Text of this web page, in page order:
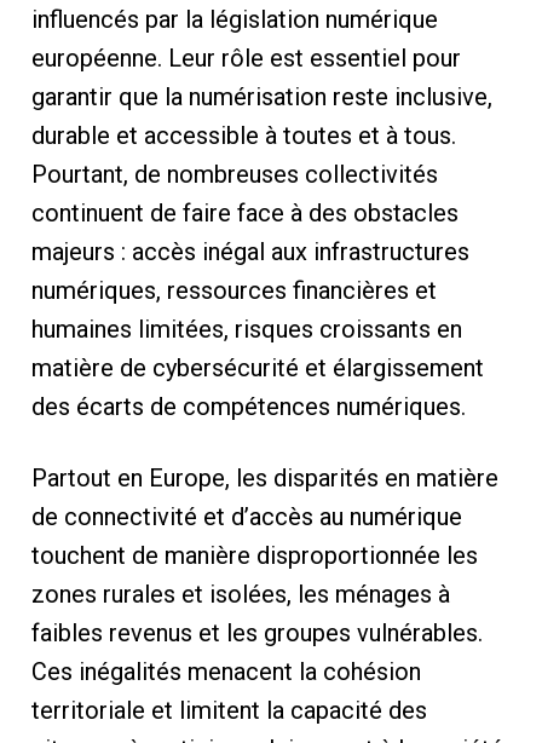
influencés par la législation numérique
européenne. Leur rôle est essentiel pour
garantir que la numérisation reste inclusive,
durable et accessible à toutes et à tous.
Pourtant, de nombreuses collectivités
continuent de faire face à des obstacles
majeurs : accès inégal aux infrastructures
numériques, ressources financières et
humaines limitées, risques croissants en
matière de cybersécurité et élargissement
des écarts de compétences numériques.
Partout en Europe, les disparités en matière
de connectivité et d’accès au numérique
touchent de manière disproportionnée les
zones rurales et isolées, les ménages à
faibles revenus et les groupes vulnérables.
Ces inégalités menacent la cohésion
territoriale et limitent la capacité des